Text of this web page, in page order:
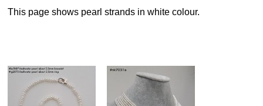
This page shows pearl strands in white colour.